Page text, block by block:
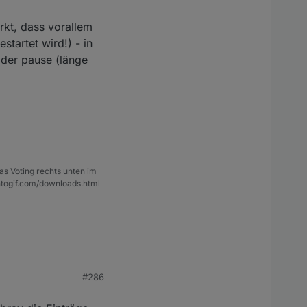
dass vorallem
wird!) - in
pause (länge
Voting rechts unten im
downloads.html
#286